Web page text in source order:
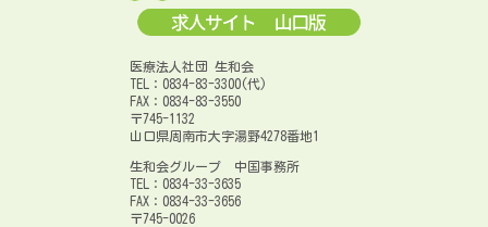
医療法人社団 生和会
TEL：0834-83-3300(代)
FAX：0834-83-3550
〒745-1132
山口県周南市大字湯野4278番地1
生和会グループ 中国事務所
TEL：0834-33-3635
FAX：0834-33-3656
〒745-0026